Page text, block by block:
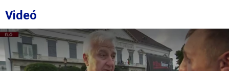
Videó